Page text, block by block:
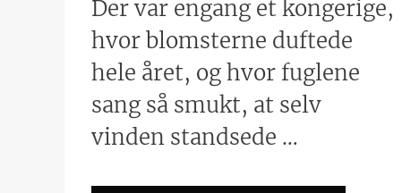
Der var engang et kongerige,
hvor blomsterne duftede
hele året, og hvor fuglene
sang så smukt, at selv
vinden standsede …